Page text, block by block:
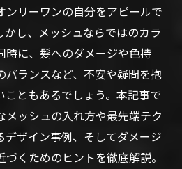
ンリーワンの自分をアピールで
かし、メッシュならではのカラ
時に、髪へのダメージや色持
バランスなど、不安や疑問を抱
こともあるでしょう。本記事で
メッシュの入れ方や最先端テク
デザイン事例、そしてダメージ
くためのヒントを徹底解説。